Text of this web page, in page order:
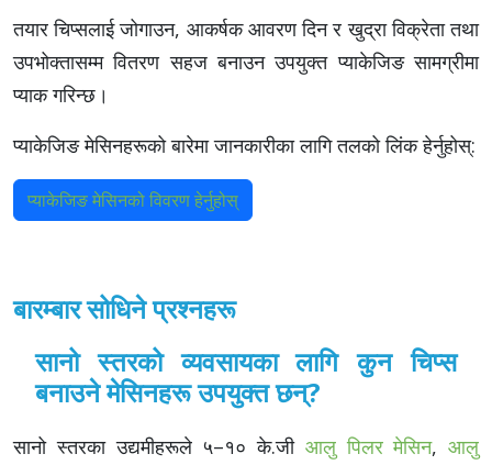
तयार चिप्सलाई जोगाउन, आकर्षक आवरण दिन र खुद्रा विक्रेता तथा
उपभोक्तासम्म वितरण सहज बनाउन उपयुक्त प्याकेजिङ सामग्रीमा
प्याक गरिन्छ।
प्याकेजिङ मेसिनहरूको बारेमा जानकारीका लागि तलको लिंक हेर्नुहोस्:
प्याकेजिङ मेसिनको विवरण हेर्नुहोस्
बारम्बार सोधिने प्रश्नहरू
सानो स्तरको व्यवसायका लागि कुन चिप्स
बनाउने मेसिनहरू उपयुक्त छन्?
सानो स्तरका उद्यमीहरूले ५–१० के.जी आलु पिलर मेसिन, आलु